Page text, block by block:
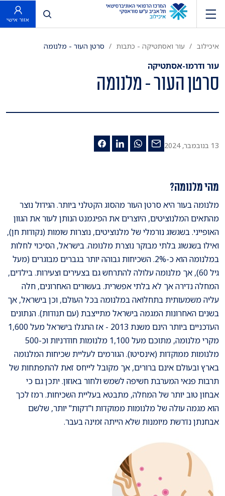
פתח חיפוש
אזור אישי
איכילוב עור ואסתטיקה - כתבות סרטן העור - מלנומה
עור ודרמו-אסתטיקה
סרטן העור - מלנומה
13 בנובמבר, 2024
מהי מלנומה?
מלנומה בעור היא סרטן העור מהסוג הקטלני ביותר. הגידול נוצר
מהתאים המלנוציטים, היוצרים את הפיגמנט הנותן לעור את הגוון
האופייני. בשגשוג נורמלי של מלנוציטים, נוצרות שומות (נקודות חן),
ואילו בשגשוג בלתי מבוקר נוצרת מלנומה. בישראל, הסיכוי לחלות
במלנומה הוא כ-2%. השכיחות גבוהה יותר בגברים מבוגרים (מעל
גיל 60), אך מלנומה עלולה להתרחש גם בצעירים וצעירות. בילדים,
המחלה נדירה אך לא בלתי אפשרית. בעשורים האחרונים, חלה
עליה משמעותית בתחלואה במלנומה בכל העולם, וכן בישראל, אך
בשנים האחרונות המגמה בישראל מתייצבת (עם תנודות). הנתונים
העדכניים ביותר הינם משנת 2013 - אז התגלו בישראל מעל 1,600
מקרי מלנומה, מתוכם מעל 1,100 מלנומות חודרניות וכ-500
מלנומות ממוקדות (אינסיטו). הגורמים לעליית שכיחות המלנומה
בארץ ובעולם אינם ברורים, אך מקובל לייחס זאת להתפתחות של
תרבות פנאי המערבת חשיפה לשמש ולחור באוזון. יתכן גם כי
אבחון טוב יותר של המחלה, מתבטא בעליית השכיחות. רמז לכך
הוא מגמה עולה של מלנומות ממוקדות ו"דקות" יותר, שלשם
אבחנתן נדרשת מיומנות שלא הייתה זמינה בעבר.